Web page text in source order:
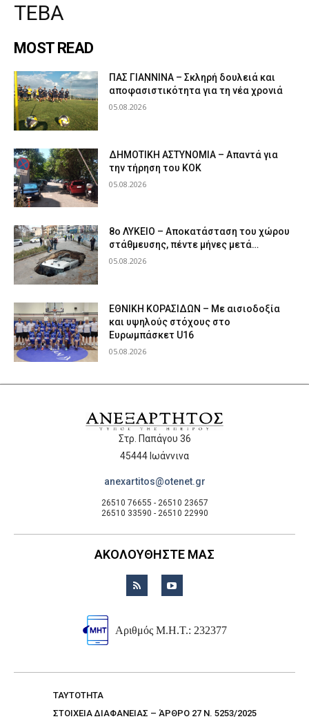
ΤΕΒΑ
MOST READ
ΠΑΣ ΓΙΑΝΝΙΝΑ – Σκληρή δουλειά και
αποφασιστικότητα για τη νέα χρονιά
05.08.2026
ΔΗΜΟΤΙΚΗ ΑΣΤΥΝΟΜΙΑ – Απαντά για
την τήρηση του ΚΟΚ
05.08.2026
8ο ΛΥΚΕΙΟ – Αποκατάσταση του χώρου
στάθμευσης, πέντε μήνες μετά…
05.08.2026
ΕΘΝΙΚΗ ΚΟΡΑΣΙΔΩΝ – Με αισιοδοξία
και υψηλούς στόχους στο
Ευρωμπάσκετ U16
05.08.2026
Στρ. Παπάγου 36
45444 Ιωάννινα
anexartitos@otenet.gr
26510 76655 - 26510 23657
26510 33590 - 26510 22990
ΑΚΟΛΟΥΘΗΣΤΕ ΜΑΣ
Αριθμός Μ.Η.Τ.: 232377
TAYTOTHTA
ΣΤΟΙΧΕΙΑ ΔΙΑΦΑΝΕΙΑΣ – ΆΡΘΡΟ 27 Ν. 5253/2025